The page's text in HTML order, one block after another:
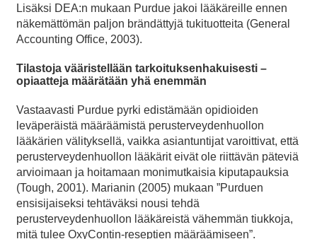
Lisäksi DEA:n mukaan Purdue jakoi lääkäreille ennen
näkemättömän paljon brändättyjä tukituotteita (General
Accounting Office, 2003).
Tilastoja vääristellään tarkoituksenhakuisesti –
opiaatteja määrätään yhä enemmän
Vastaavasti Purdue pyrki edistämään opidioiden
leväperäistä määräämistä perusterveydenhuollon
lääkärien välityksellä, vaikka asiantuntijat varoittivat, että
perusterveydenhuollon lääkärit eivät ole riittävän päteviä
arvioimaan ja hoitamaan monimutkaisia kiputapauksia
(Tough, 2001). Marianin (2005) mukaan ”Purduen
ensisijaiseksi tehtäväksi nousi tehdä
perusterveydenhuollon lääkäreistä vähemmän tiukkoja,
mitä tulee OxyContin-reseptien määräämiseen”.